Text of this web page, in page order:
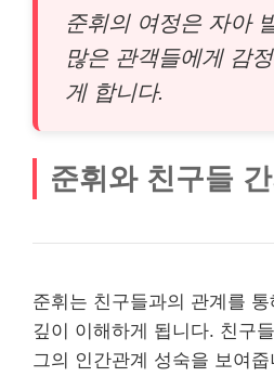
준휘의 여정은 자아
많은 관객들에게 감
게 합니다.
준휘와 친구들
준휘는 친구들과의 관계를
깊이 이해하게 됩니다. 친구
그의 인간관계 성숙을 보여